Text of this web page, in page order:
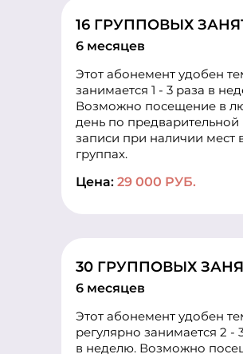
16 ГРУППОВЫХ
6 месяцев
Этот абонемент удобен
занимается 1 - 3 раза в
Возможно посещение в
день по предварительной
записи при наличии мест
группах.
Цена: 29 000 РУБ.
30 ГРУППОВЫХ
6 месяцев
Этот абонемент удобен
регулярно занимается 2 -
в неделю. Возможно